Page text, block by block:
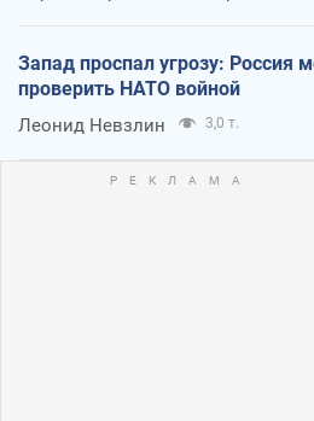
Запад проспал угрозу: Россия
проверить НАТО войной
Леонид Невзлин 3,0 т.